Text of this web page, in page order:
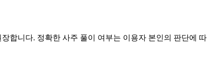
합니다. 정확한 사주 풀이 여부는 이용자 본인의 판단에 따